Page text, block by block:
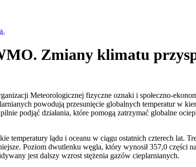
Zmiany klimatu
Meteorologicznej fizyczne oznaki i społeczno-
powodują przesunięcie globalnych temperatur w
podjąć działania, które pomogą zatrzymać globalne
temperatury lądu i oceanu w ciągu ostatnich czterech lat.
Poziom dwutlenku węgla, który wynosił 357,0
jest dalszy wzrost stężenia gazów cieplarnianych.